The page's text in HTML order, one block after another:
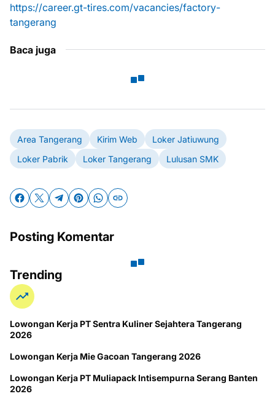
httрѕ://саrееr.gt-tіrеѕ.соm/vасаnсіеѕ/fасtоrу-
tаngеrаng
Baca juga
Area Tangerang Kirim Web
Loker Jatiuwung
Loker Pabrik
Loker Tangerang Lulusan SMK
Posting Komentar
Trending
Lowongan Kerja PT Sentra Kuliner Sejahtera Tangerang
2026
Lowongan Kerja Mie Gacoan Tangerang 2026
Lowongan Kerja PT Muliapack Intisempurna Serang Banten
2026